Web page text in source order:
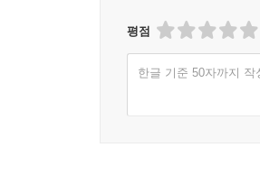
평점
한글 기준 50자까지 작